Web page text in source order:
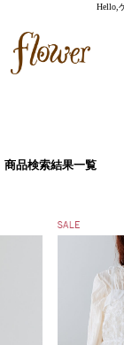
Hello,
商品検索結果一覧